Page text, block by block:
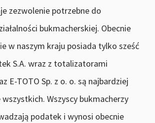
zezwolenie potrzebne do
bukmacherskiej. Obecnie
w naszym kraju posiada tylko sześć
S.A. wraz z totalizatorami
E-TOTO Sp. z o. o. są najbardziej
Wszyscy bukmacherzy
podatek i wynosi obecnie